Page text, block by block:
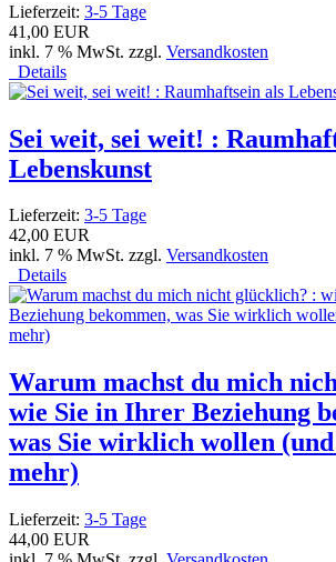
Lieferzeit: 3-5 Tage
41,00 EUR
inkl. 7 % MwSt. zzgl. Versandkosten
Details
Sei weit, sei weit! :
Lebenskunst
Lieferzeit: 3-5 Tage
42,00 EUR
inkl. 7 % MwSt. zzgl. Versandkosten
Details
Warum machst du mich
wie Sie in Ihrer Beziehung
was Sie wirklich wollen
mehr)
Lieferzeit: 3-5 Tage
44,00 EUR